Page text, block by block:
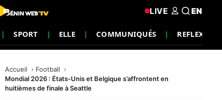
SPORT ELLE COMMUNIQUÉS
LIVE EN
Accueil
Football
Mondial 2026 : États-Unis et Belgique s’affrontent en
huitièmes de finale à Seattle